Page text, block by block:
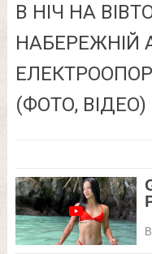
В НІЧ НА
НАБЕРЕЖНІЙ
(ФОТО, ВІДЕО)